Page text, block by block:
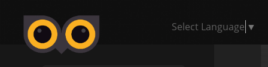
Select Language ▼